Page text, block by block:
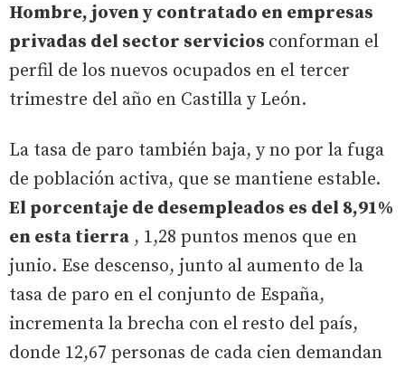
Hombre, joven y contratado en empresas
privadas del sector servicios conforman el
perfil de los nuevos ocupados en el tercer
trimestre del año en Castilla y León.
La tasa de paro también baja, y no por la fuga
de población activa, que se mantiene estable.
El porcentaje de desempleados es del 8,91%
en esta tierra , 1,28 puntos menos que en
junio. Ese descenso, junto al aumento de la
tasa de paro en el conjunto de España,
incrementa la brecha con el resto del país,
donde 12,67 personas de cada cien demandan